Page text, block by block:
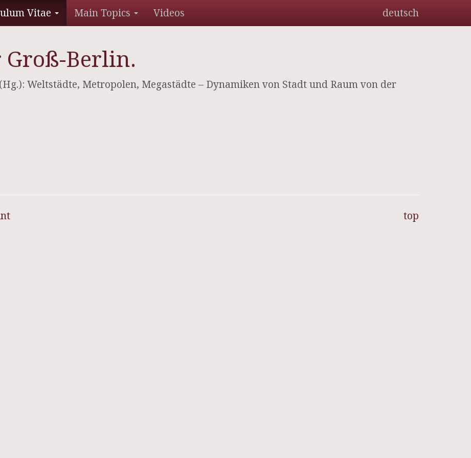
Vitae Main Topics Videos deutsch
Berlin.
Weltstädte, Metropolen, Megastädte – Dynamiken von Stadt und Raum von der
top